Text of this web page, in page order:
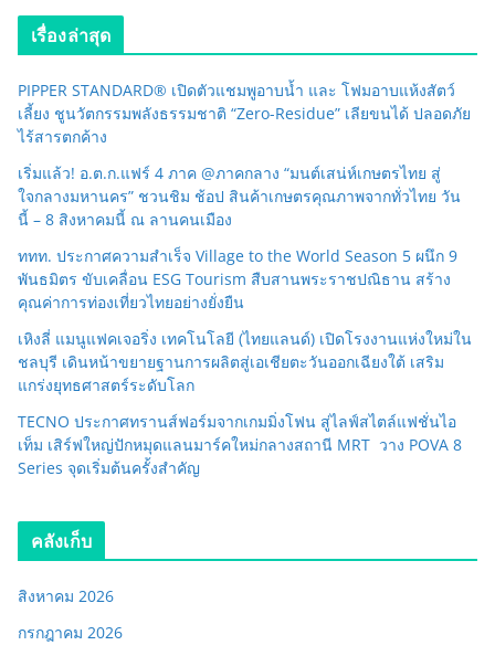
เรื่องล่าสุด
PIPPER STANDARD® เปิดตัวแชมพูอาบน้ำ และ โฟมอาบแห้งสัตว์
เลี้ยง ชูนวัตกรรมพลังธรรมชาติ “Zero-Residue” เลียขนได้ ปลอดภัย
ไร้สารตกค้าง
เริ่มแล้ว! อ.ต.ก.แฟร์ 4 ภาค @ภาคกลาง “มนต์เสน่ห์เกษตรไทย สู่
ใจกลางมหานคร” ชวนชิม ช้อป สินค้าเกษตรคุณภาพจากทั่วไทย วัน
นี้ – 8 สิงหาคมนี้ ณ ลานคนเมือง
ททท. ประกาศความสำเร็จ Village to the World Season 5 ผนึก 9
พันธมิตร ขับเคลื่อน ESG Tourism สืบสานพระราชปณิธาน สร้าง
คุณค่าการท่องเที่ยวไทยอย่างยั่งยืน
เหิงลี่ แมนูแฟคเจอริ่ง เทคโนโลยี (ไทยแลนด์) เปิดโรงงานแห่งใหม่ใน
ชลบุรี เดินหน้าขยายฐานการผลิตสู่เอเชียตะวันออกเฉียงใต้ เสริม
แกร่งยุทธศาสตร์ระดับโลก
TECNO ประกาศทรานส์ฟอร์มจากเกมมิ่งโฟน สู่ไลฟ์สไตล์แฟชั่นไอ
เท็ม เสิร์ฟใหญ่ปักหมุดแลนมาร์คใหม่กลางสถานี MRT วาง POVA 8
Series จุดเริ่มต้นครั้งสำคัญ
คลังเก็บ
สิงหาคม 2026
กรกฎาคม 2026